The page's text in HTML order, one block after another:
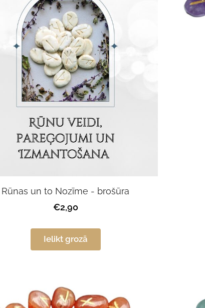
Rūnas un to Nozīme - brošūra
€2,90
Ielikt grozā